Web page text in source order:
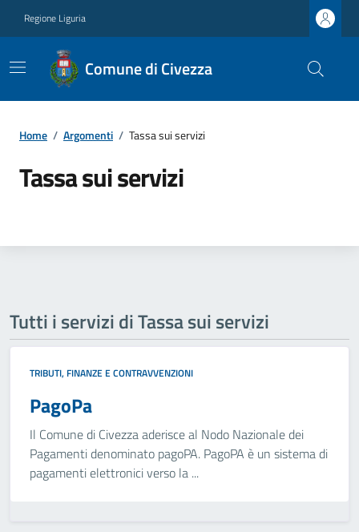
Regione Liguria
Comune di Civezza
Home / Argomenti / Tassa sui servizi
Tassa sui servizi
Tutti i servizi di Tassa sui servizi
TRIBUTI, FINANZE E CONTRAVVENZIONI
PagoPa
Il Comune di Civezza aderisce al Nodo Nazionale dei
Pagamenti denominato pagoPA. PagoPA è un sistema di
pagamenti elettronici verso la ...